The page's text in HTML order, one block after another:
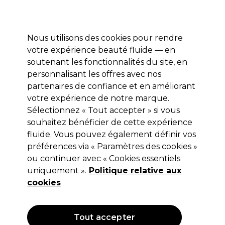
Se connecter
Marques Bons plans Coiffure Electro et Matériel
Livraison et délais
lire la suite
Marques XP200
XP200
Filters
Nous utilisons des cookies pour rendre
votre expérience beauté fluide — en
soutenant les fonctionnalités du site, en
personnalisant les offres avec nos
partenaires de confiance et en améliorant
votre expérience de notre marque.
Sélectionnez « Tout accepter » si vous
souhaitez bénéficier de cette expérience
fluide. Vous pouvez également définir vos
préférences via « Paramètres des cookies »
ou continuer avec « Cookies essentiels
uniquement ». Politique relative aux
cookies
Tout accepter